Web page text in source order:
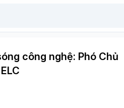
công nghệ: Phó Chủ